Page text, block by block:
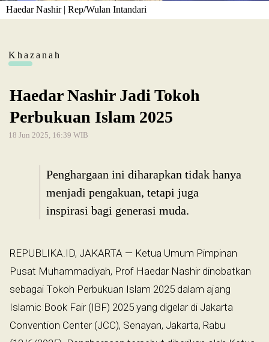
Haedar Nashir | Rep/Wulan Intandari
Khazanah
Haedar Nashir Jadi Tokoh
Perbukuan Islam 2025
18 Jun 2025, 16:39 WIB
Penghargaan ini diharapkan tidak hanya
menjadi pengakuan, tetapi juga
inspirasi bagi generasi muda.
REPUBLIKA.ID, JAKARTA — Ketua Umum Pimpinan
Pusat Muhammadiyah, Prof Haedar Nashir dinobatkan
sebagai Tokoh Perbukuan Islam 2025 dalam ajang
Islamic Book Fair (IBF) 2025 yang digelar di Jakarta
Convention Center (JCC), Senayan, Jakarta, Rabu